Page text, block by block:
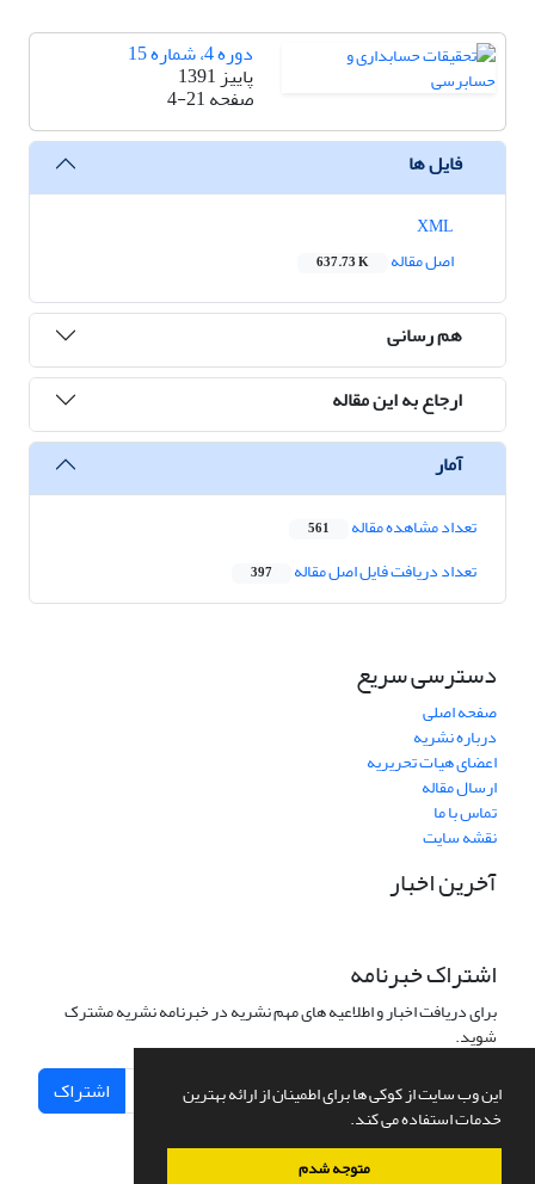
این وب سایت از کوکی ها برای اطمینان از ارائه بهترین
خدمات استفاده می کند.
متوجه شدم
دوره 4، شماره 15
پاییز 1391
صفحه4-21
فایل ها
اصل مقاله
637.73 K
هم رسانی
ارجاع به این مقاله
آمار
تعداد مشاهده مقاله 561
تعداد دریافت فایل اصل مقاله 397
دسترسی سریع
صفحه اصلی
درباره نشریه
اعضای هیات تحریریه
ارسال مقاله
تماس با ما
نقشه سایت
آخرین اخبار
اشتراک خبرنامه
برای دریافت اخبار و اطلاعیه های مهم نشریه در خبرنامه نشریه مشترک
شوید.
اشتراک